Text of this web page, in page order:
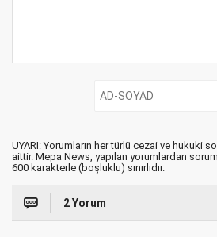
UYARI: Yorumların her türlü cezai ve hukuki
aittir. Mepa News, yapılan yorumlardan
600 karakterle (boşluklu) sınırlıdır.
2 Yorum